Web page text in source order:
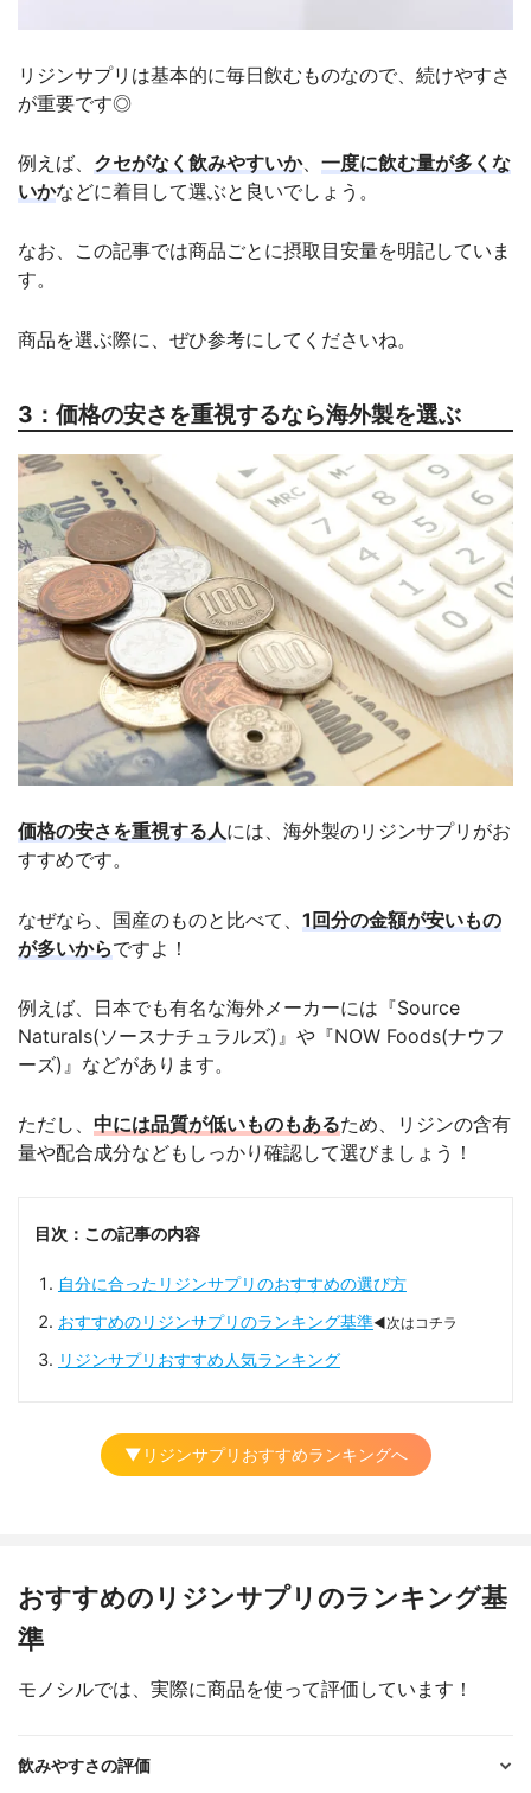
リジンサプリは基本的に毎日飲むものなので、続けやすさ
が重要です◎
例えば、 クセがなく飲みやすいか、 一度に飲む量が多くな
いかなどに着目して選ぶと良いでしょう。
なお、この記事では商品ごとに摂取目安量を明記していま
す。
商品を選ぶ際に、ぜひ参考にしてくださいね。
3：価格の安さを重視するなら海外製を選ぶ
価格の安さを重視する人には、海外製のリジンサプリがお
すすめです。
なぜなら、国産のものと比べて、 1回分の金額が安いもの
が多いからですよ！
例えば、日本でも有名な海外メーカーには『Source
Naturals(ソースナチュラルズ)』や『NOW Foods(ナウフ
ーズ)』などがあります。
ただし、 中には品質が低いものもあるため、リジンの含有
量や配合成分などもしっかり確認して選びましょう！
目次：この記事の内容
自分に合ったリジンサプリのおすすめの選び方
おすすめのリジンサプリのランキング基準◀次はコチラ
リジンサプリおすすめ人気ランキング
▼リジンサプリおすすめランキングへ
おすすめのリジンサプリのランキング基
準
モノシルでは、実際に商品を使って評価しています！
飲みやすさの評価